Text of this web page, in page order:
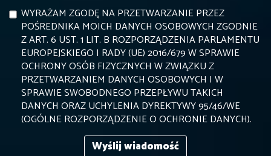
WYRAŻAM ZGODĘ NA PRZETWARZANIE PRZEZ
POŚREDNIKA MOICH DANYCH OSOBOWYCH ZGODNIE
Z ART. 6 UST. 1 LIT. B ROZPORZĄDZENIA PARLAMENTU
EUROPEJSKIEGO I RADY (UE) 2016/679 W SPRAWIE
OCHRONY OSÓB FIZYCZNYCH W ZWIĄZKU Z
PRZETWARZANIEM DANYCH OSOBOWYCH I W
SPRAWIE SWOBODNEGO PRZEPŁYWU TAKICH
DANYCH ORAZ UCHYLENIA DYREKTYWY 95/46/WE
(OGÓLNE ROZPORZĄDZENIE O OCHRONIE DANYCH).